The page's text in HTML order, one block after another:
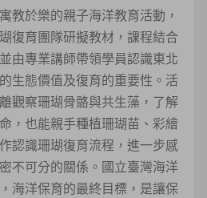
教於樂的親子海洋教育活動，
復育團隊研擬教材，課程結合
由專業講師帶領學員認識東北
生態價值及復育的重要性。活
觀察珊瑚骨骼與共生藻，了解
，也能親手種植珊瑚苗、彩繪
認識珊瑚復育流程，進一步感
不可分的關係。國立臺灣海洋
海洋保育的最終目標，是讓保